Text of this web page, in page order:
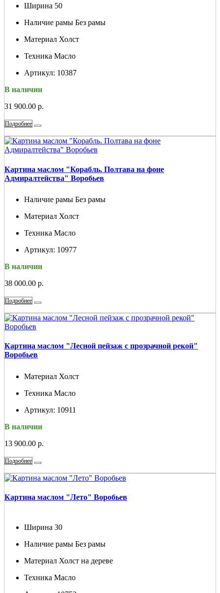
Ширина 50
Наличие рамы Без рамы
Материал Холст
Техника Масло
Артикул: 10387
В наличии
31 900.00 р.
Подробнее
Картина маслом "Корабль. Полтава на фоне
Адмиралтейства" Воробьев
Наличие рамы Без рамы
Материал Холст
Техника Масло
Артикул: 10977
В наличии
38 000.00 р.
Подробнее
Картина маслом "Лесной пейзаж с прозрачной рекой"
Воробьев
Материал Холст
Техника Масло
Артикул: 10911
В наличии
13 900.00 р.
Подробнее
Картина маслом "Лето" Воробьев
Ширина 30
Наличие рамы Без рамы
Материал Холст на дереве
Техника Масло